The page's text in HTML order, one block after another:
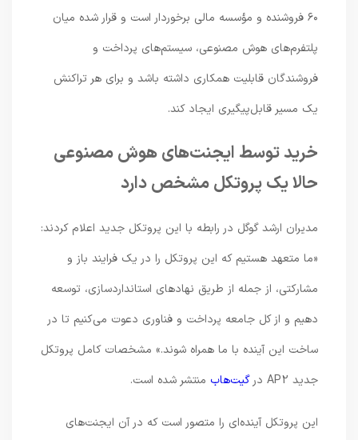
۶۰ فروشنده و مؤسسه مالی برخوردار است و قرار شده میان
پلتفرم‌های هوش مصنوعی، سیستم‌های پرداخت و
فروشندگان قابلیت همکاری داشته باشد و برای هر تراکنش
یک مسیر قابل‌پیگیری ایجاد کند.
خرید توسط ایجنت‌های هوش مصنوعی
حالا یک پروتکل مشخص دارد
مدیران ارشد گوگل در رابطه با این پروتکل جدید اعلام کردند:
«ما متعهد هستیم که این پروتکل را در یک فرایند باز و
مشارکتی، از جمله از طریق نهادهای استانداردسازی، توسعه
دهیم و از کل جامعه پرداخت و فناوری دعوت می‌کنیم تا در
ساخت این آینده با ما همراه شوند.» مشخصات کامل پروتکل
گیت‌هابمنتشر شده است.
این پروتکل آینده‌ای را متصور است که در آن ایجنت‌های